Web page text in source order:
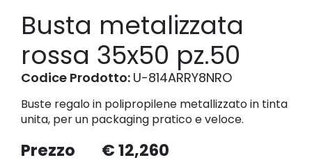
Busta metalizzata
rossa 35x50 pz.50
Codice Prodotto: U-814ARRY8NRO
Buste regalo in polipropilene metallizzato in tinta
unita, per un packaging pratico e veloce.
Prezzo € 12,260